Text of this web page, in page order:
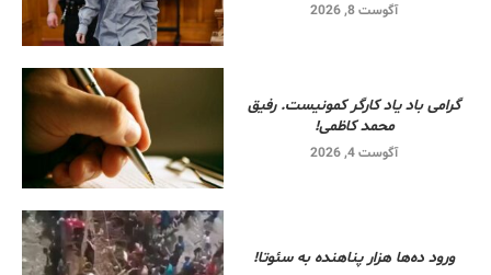
آگوست 8, 2026
گرامی باد یاد کارگر کمونیست. رفیق
محمد کاظمی!
آگوست 4, 2026
ورود ده‌ها هزار پناهنده به سئوتا!